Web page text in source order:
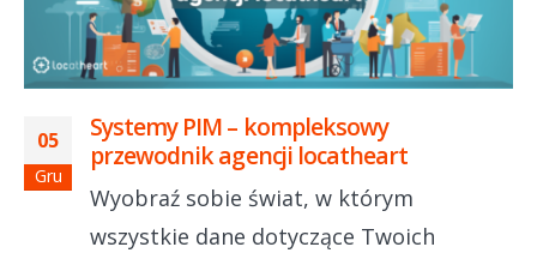
05
Gru
Systemy PIM – kompleksowy
przewodnik agencji locatheart
Wyobraź sobie świat, w którym
wszystkie dane dotyczące Twoich